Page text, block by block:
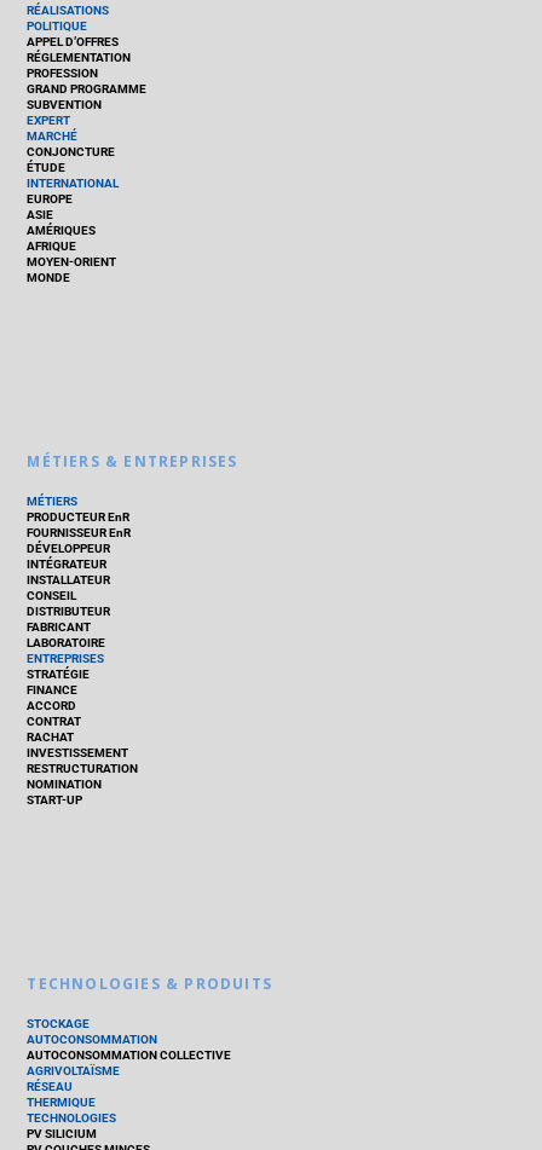
RÉALISATIONS
POLITIQUE
APPEL D’OFFRES
RÉGLEMENTATION
PROFESSION
GRAND PROGRAMME
SUBVENTION
EXPERT
MARCHÉ
CONJONCTURE
ÉTUDE
INTERNATIONAL
EUROPE
ASIE
AMÉRIQUES
AFRIQUE
MOYEN-ORIENT
MONDE
MÉTIERS & ENTREPRISES
MÉTIERS
PRODUCTEUR EnR
FOURNISSEUR EnR
DÉVELOPPEUR
INTÉGRATEUR
INSTALLATEUR
CONSEIL
DISTRIBUTEUR
FABRICANT
LABORATOIRE
ENTREPRISES
STRATÉGIE
FINANCE
ACCORD
CONTRAT
RACHAT
INVESTISSEMENT
RESTRUCTURATION
NOMINATION
START-UP
TECHNOLOGIES & PRODUITS
STOCKAGE
AUTOCONSOMMATION
AUTOCONSOMMATION COLLECTIVE
AGRIVOLTAÏSME
RÉSEAU
THERMIQUE
TECHNOLOGIES
PV SILICIUM